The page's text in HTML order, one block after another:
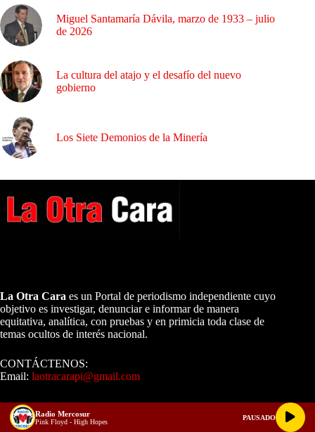
Miguel Santamaría Dávila, marzo de 1933 – julio
de 2026
La cultura del atajo y el desafío del nuevo
gobierno
Los Siete Demonios de la Minería
La Otra Cara es un Portal de periodismo independiente cuyo
objetivo es investigar, denunciar e informar de manera
equitativa, analítica, con pruebas y en primicia toda clase de
temas ocultos de interés nacional.
CONTÁCTENOS:
Email: laotracarapi@gmail.com
Radio Mercosur
Pink Floyd - High Hopes
PAUSADO